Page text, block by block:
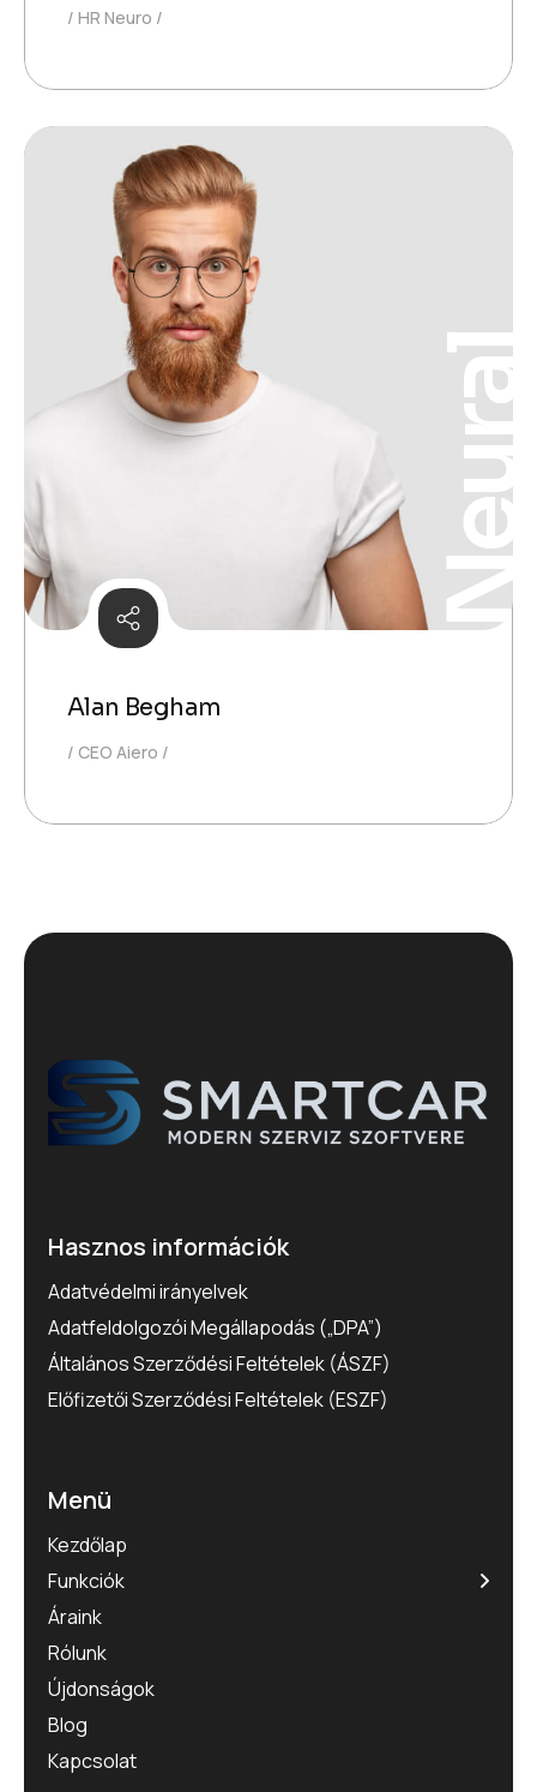
HR Neuro
Alan Begham
CEO Aiero
Hasznos információk
Adatvédelmi irányelvek
Adatfeldolgozói Megállapodás („DPA”)
Általános Szerződési Feltételek (ÁSZF)
Előfizetői Szerződési Feltételek (ESZF)
Menü
Kezdőlap
Funkciók
Áraink
Rólunk
Újdonságok
Blog
Kapcsolat